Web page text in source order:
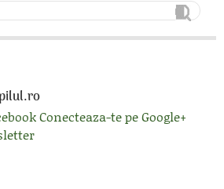
Conecteaza-te pe Google+